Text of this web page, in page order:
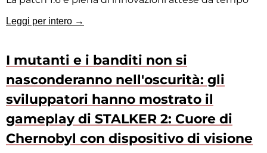
Leggi per intero →
I mutanti e i banditi non si
nasconderanno nell'oscurità: gli
sviluppatori hanno mostrato il
gameplay di STALKER 2: Cuore di
Chernobyl con dispositivo di visione